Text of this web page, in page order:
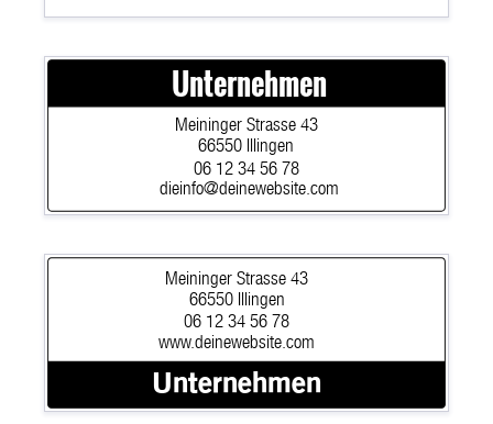
06 12 34 56 78
dieinfo@deinewebsite.com
Meininger Strasse 43
66550 Illingen
Unternehmen
06 12 34 56 78
www.deinewebsite.com
Meininger Strasse 43
66550 Illingen
Unternehmen